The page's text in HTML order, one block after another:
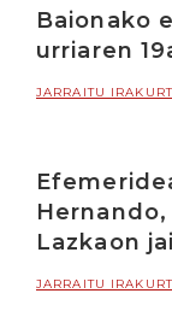
Baionako
urriaren
JARRAITU
Lazkaon
JARRAITU